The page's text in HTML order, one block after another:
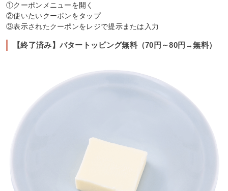
①クーポンメニューを開く
②使いたいクーポンをタップ
③表示されたクーポンをレジで提示または入力
【終了済み】バタートッピング無料（70円～80円→無料）